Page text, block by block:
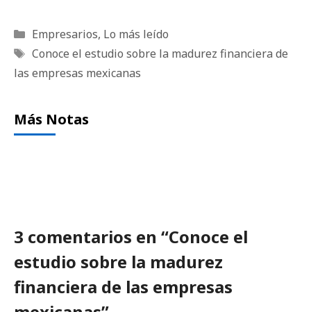
Categorías
Empresarios, Lo más leído
Etiquetas
Conoce el estudio sobre la madurez financiera de
las empresas mexicanas
Más Notas
3 comentarios en “Conoce el
estudio sobre la madurez
financiera de las empresas